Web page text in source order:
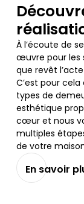
À l’écoute de
œuvre pour les
que revêt
C’est pour
types de
esthétique
cœur et nous
multiples
de votre
En savoir